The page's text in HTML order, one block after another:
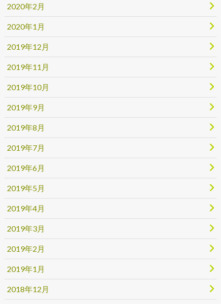
2020年2月
2020年1月
2019年12月
2019年11月
2019年10月
2019年9月
2019年8月
2019年7月
2019年6月
2019年5月
2019年4月
2019年3月
2019年2月
2019年1月
2018年12月